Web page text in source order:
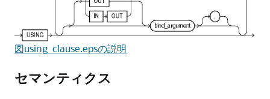
図using_clause.epsの説明
セマンティクス